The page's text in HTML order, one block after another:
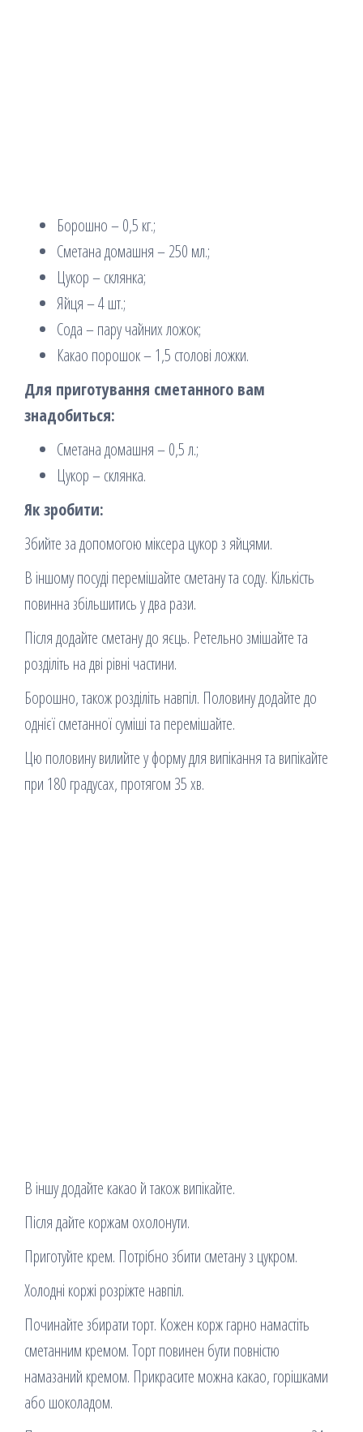
Борошно – 0,5 кг.;
Сметана домашня – 250 мл.;
Цукор – склянка;
Яйця – 4 шт.;
Сода – пару чайних ложок;
Какао порошок – 1,5 столові ложки.
Для приготування сметанного вам
знадобиться:
Сметана домашня – 0,5 л.;
Цукор – склянка.
Як зробити:
Збийте за допомогою міксера цукор з яйцями.
В іншому посуді перемішайте сметану та соду. Кількість
повинна збільшитись у два рази.
Після додайте сметану до яєць. Ретельно змішайте та
розділіть на дві рівні частини.
Борошно, також розділіть навпіл. Половину додайте до
однієї сметанної суміші та перемішайте.
Цю половину вилийте у форму для випікання та випікайте
при 180 градусах, протягом 35 хв.
В іншу додайте какао й також випікайте.
Після дайте коржам охолонути.
Приготуйте крем. Потрібно збити сметану з цукром.
Холодні коржі розріжте навпіл.
Починайте збирати торт. Кожен корж гарно намастіть
сметанним кремом. Торт повинен бути повністю
намазаний кремом. Прикрасите можна какао, горішками
або шоколадом.